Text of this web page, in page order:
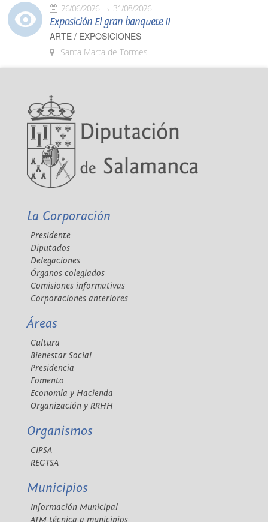
26/06/2026 31/08/2026
Exposición El gran banquete II
ARTE / EXPOSICIONES
Santa Marta de Tormes
La Corporación
Presidente
Diputados
Delegaciones
Órganos colegiados
Comisiones informativas
Corporaciones anteriores
Áreas
Cultura
Bienestar Social
Presidencia
Fomento
Economía y Hacienda
Organización y RRHH
Organismos
CIPSA
REGTSA
Municipios
Información Municipal
ATM técnica a municipios